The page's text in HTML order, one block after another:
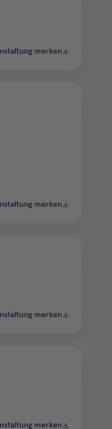
merken
merken
merken
merken